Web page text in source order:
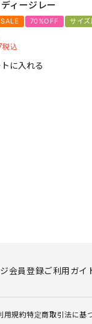
ィージレー
70%OFF
サイズ
税込
に入れる
会員登録ご利用ガイ
用規約特定商取引法に基